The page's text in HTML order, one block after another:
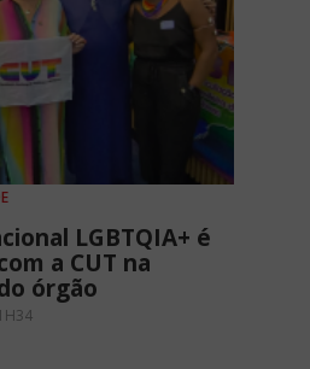
LGBTQIA+ é
a CUT na
órgão